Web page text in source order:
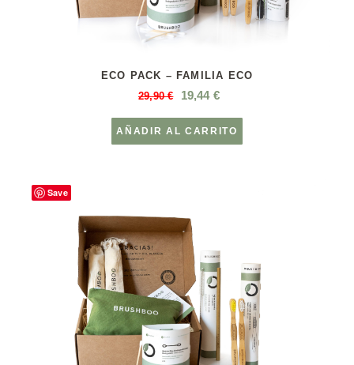
ECO PACK – FAMILIA ECO
29,90€ 19,44 €
AÑADIR AL CARRITO
Save